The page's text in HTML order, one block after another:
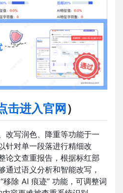
击进入官网 ）
改写润色、降重等功能于一
针对单一段落进行精细改
论文查重报告，根据标红部
通过语义分析和智能改写，
移除 AI 痕迹” 功能，可调整词